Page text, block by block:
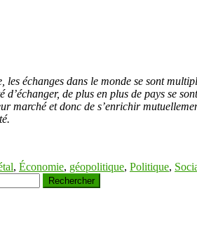
les échanges dans le monde se sont
d’échanger, de plus en plus de pays se
marché et donc de s’enrichir
, Économie, géopolitique, Politique,